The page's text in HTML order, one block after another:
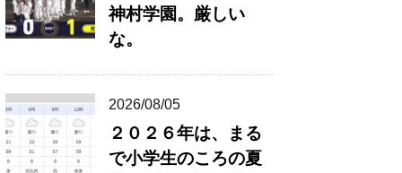
神村学園。厳しい
な。
2026/08/05
２０２６年は、まる
で小学生のころの夏